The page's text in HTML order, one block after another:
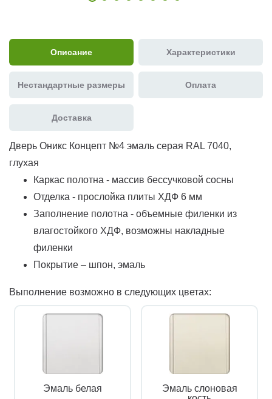
Описание Характеристики
Нестандартные размеры Оплата
Доставка
Дверь Оникс Концепт №4 эмаль серая RAL 7040,
глухая
Каркас полотна - массив бессучковой сосны
Отделка - прослойка плиты ХДФ 6 мм
Заполнение полотна - объемные филенки из
влагостойкого ХДФ, возможны накладные
филенки
Покрытие – шпон, эмаль
Выполнение возможно в следующих цветах:
Эмаль белая
Эмаль слоновая